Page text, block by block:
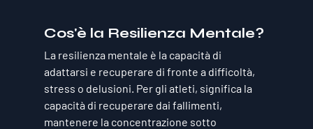
Cos'è la Resilienza Mentale?
La resilienza mentale è la capacità di
adattarsi e recuperare di fronte a difficoltà,
stress o delusioni. Per gli atleti, significa la
capacità di recuperare dai fallimenti,
mantenere la concentrazione sotto